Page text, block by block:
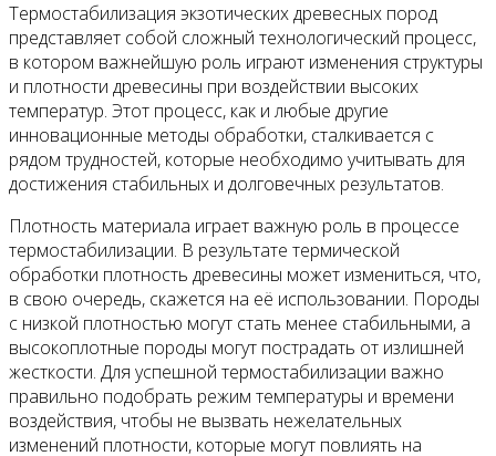
Термостабилизация экзотических древесных пород
представляет собой сложный технологический процесс,
в котором важнейшую роль играют изменения структуры
и плотности древесины при воздействии высоких
температур. Этот процесс, как и любые другие
инновационные методы обработки, сталкивается с
рядом трудностей, которые необходимо учитывать для
достижения стабильных и долговечных результатов.
Плотность материала играет важную роль в процессе
термостабилизации. В результате термической
обработки плотность древесины может измениться, что,
в свою очередь, скажется на её использовании. Породы
с низкой плотностью могут стать менее стабильными, а
высокоплотные породы могут пострадать от излишней
жесткости. Для успешной термостабилизации важно
правильно подобрать режим температуры и времени
воздействия, чтобы не вызвать нежелательных
изменений плотности, которые могут повлиять на